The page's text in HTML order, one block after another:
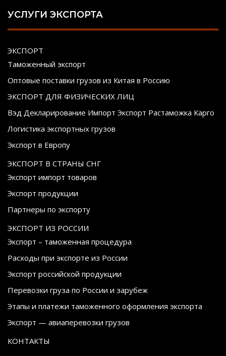
УСЛУГИ ЭКСПОРТА
ЭКСПОРТ
Таможенный экспорт
Оптовые поставки грузов из Китая в Россию
ЭКСПОРТ ДЛЯ ФИЗИЧЕСКИХ ЛИЦ
Вэд Декларирование Импорт Экспорт Растаможка Карго
Логистика экспортных грузов
Экспорт в Европу
ЭКСПОРТ В СТРАНЫ СНГ
Экспорт импорт товаров
Экспорт продукции
Партнеры по экспорту
ЭКСПОРТ ИЗ РОССИИ
Экспорт – таможенная процедура
Расходы при экспорте из России
Экспорт российской продукции
Перевозки груза по России и зарубеж
Этапы и платежи таможенного оформления экспорта
Экспорт — авиаперевозки грузов
КОНТАКТЫ